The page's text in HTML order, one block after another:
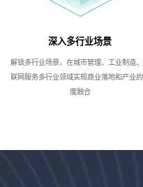
深入多行业场景
解锁多行业场景，在城市管理、工业制造、
联网服务多行业领域实现商业落地和产业
度融合